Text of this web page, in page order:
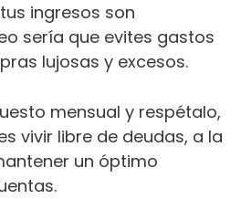
ingresos son
sería que evites gastos
lujosas y excesos.
mensual y respétalo,
vivir libre de deudas, a la
un óptimo